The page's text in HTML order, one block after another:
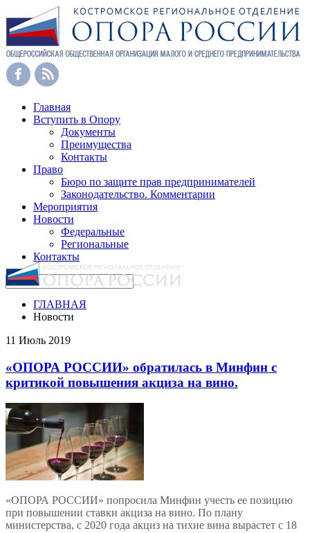
Главная
Вступить в Опору
Документы
Преимущества
Контакты
Право
Бюро по защите прав предпринимателей
Законодательство. Комментарии
Мероприятия
Новости
Федеральные
Региональные
Контакты
ГЛАВНАЯ
Новости
11 Июль 2019
«ОПОРА РОССИИ» обратилась в Минфин с
критикой повышения акциза на вино.
«ОПОРА РОССИИ» попросила Минфин учесть ее позицию
при повышении ставки акциза на вино. По плану
министерства, с 2020 года акциз на тихие вина вырастет с 18